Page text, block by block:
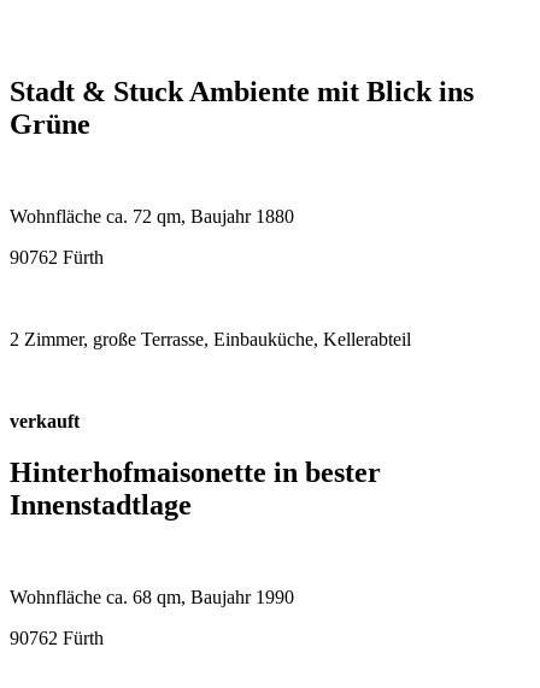
Stadt & Stuck Ambiente mit Blick ins
Grüne
Wohnfläche ca. 72 qm, Baujahr 1880
90762 Fürth
2 Zimmer, große Terrasse, Einbauküche, Kellerabteil
verkauft
Hinterhofmaisonette in bester
Innenstadtlage
Wohnfläche ca. 68 qm, Baujahr 1990
90762 Fürth